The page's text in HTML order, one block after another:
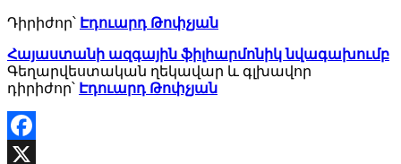
Դիրիժոր՝ Էդուարդ Թոփչյան
Հայաստանի ազգային ֆիլհարմոնիկ նվագախումբ
Գեղարվեստական ղեկավար և գլխավոր
դիրիժոր՝ Էդուարդ Թոփչյան
Facebook